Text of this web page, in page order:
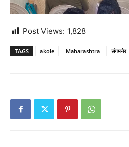
Post Views: 1,828
TAGS akole Maharashtra संगमनेर